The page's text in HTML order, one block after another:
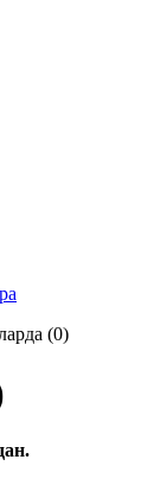
(0)